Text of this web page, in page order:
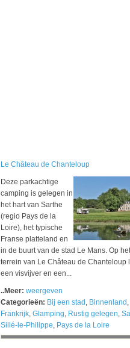
Le Château de Chanteloup
Deze parkachtige
camping is gelegen in
het hart van Sarthe
(regio Pays de la
Loire), het typische
Franse platteland en
in de buurt van de stad Le Mans. Op het
terrein van Le Château de Chanteloup
een visvijver en een...
..Meer: weergeven
Categorieën: Bij een stad , Binnenland ,
Frankrijk, Glamping, Rustig gelegen,
Sillé-le-Philippe, Pays de la Loire